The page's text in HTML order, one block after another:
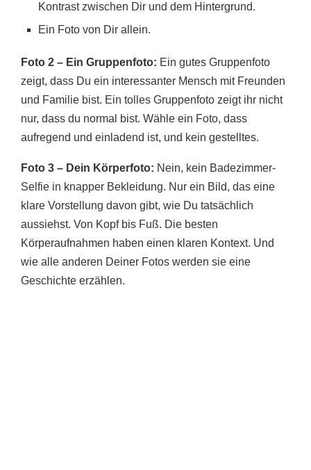
Kontrast zwischen Dir und dem Hintergrund.
Ein Foto von Dir allein.
Foto 2 – Ein Gruppenfoto: Ein gutes Gruppenfoto
zeigt, dass Du ein interessanter Mensch mit Freunden
und Familie bist. Ein tolles Gruppenfoto zeigt ihr nicht
nur, dass du normal bist. Wähle ein Foto, dass
aufregend und einladend ist, und kein gestelltes.
Foto 3 – Dein Körperfoto: Nein, kein Badezimmer-
Selfie in knapper Bekleidung. Nur ein Bild, das eine
klare Vorstellung davon gibt, wie Du tatsächlich
aussiehst. Von Kopf bis Fuß. Die besten
Körperaufnahmen haben einen klaren Kontext. Und
wie alle anderen Deiner Fotos werden sie eine
Geschichte erzählen.